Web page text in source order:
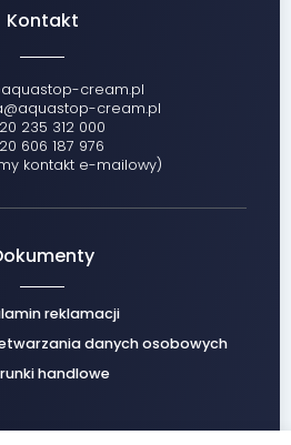
Kontakt
cream.pl
cream.pl
235 312 000
606 187 976
kontakt e-mailowy)
reklamacji
danych osobowych
handlowe